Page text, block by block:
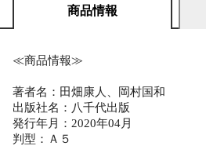
商品情報
≪商品情報≫
著者名：田畑康人、岡村国和
出版社名：八千代出版
発行年月：2020年04月
判型：Ａ５